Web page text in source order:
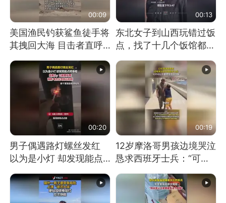
00:09
美国渔民钓获鲨鱼徒手将
其拽回大海 目击者直呼
消息）
00:13
东北女子到山西玩错过饭
点，找了十几个饭馆都没
00:20
男子偶遇路灯螺丝发红
以为是小灯 却发现能点
处理
00:19
12岁摩洛哥男孩边境哭泣
恳求西班牙士兵：“可不